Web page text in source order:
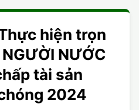
hiện trọn
NƯỚC
tài sản
2024